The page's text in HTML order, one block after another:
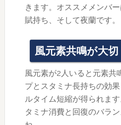
きます。オススメメンバ
賦持ち、そして夜蘭です。
風元素共鳴が大切
風元素が2人いると元素共
プとスタミナ長持ちの効
ルタイム短縮が得られま
タミナ消費と回復のバラ